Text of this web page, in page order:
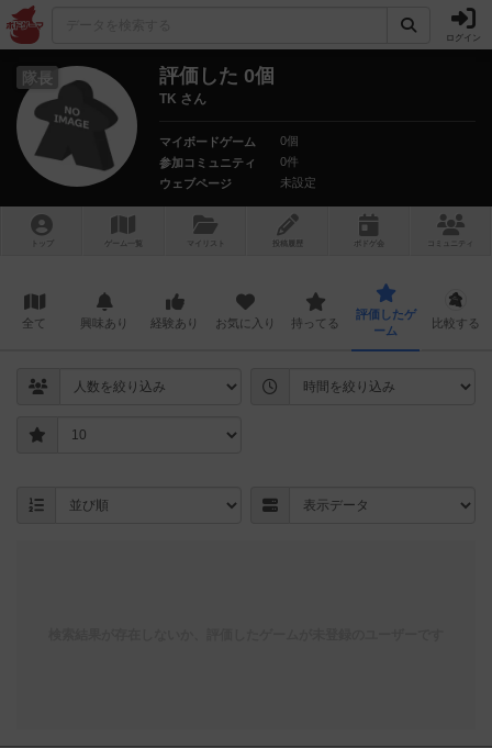
ログイン
隊長 評価した 0個
TK さん
マイボードゲーム
0個
参加コミュニティ
0件
ウェブページ
未設定
トップ ゲーム一覧 マイリスト 投稿履歴 ボ ドゲ コミュニティ
全て 興味あり 経験あり お気に入り 持ってる
評価したゲ
ーム
比較する